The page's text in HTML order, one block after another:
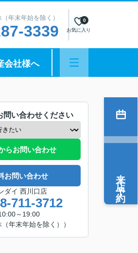
年末年始を除く）
3339 お気に入り
0
会社様へ
問い合わせください
らお問い合わせ
お問い合わせ
ダイ 西川口店
711-3712
～19:00
（年末年始を除く））
来店予約